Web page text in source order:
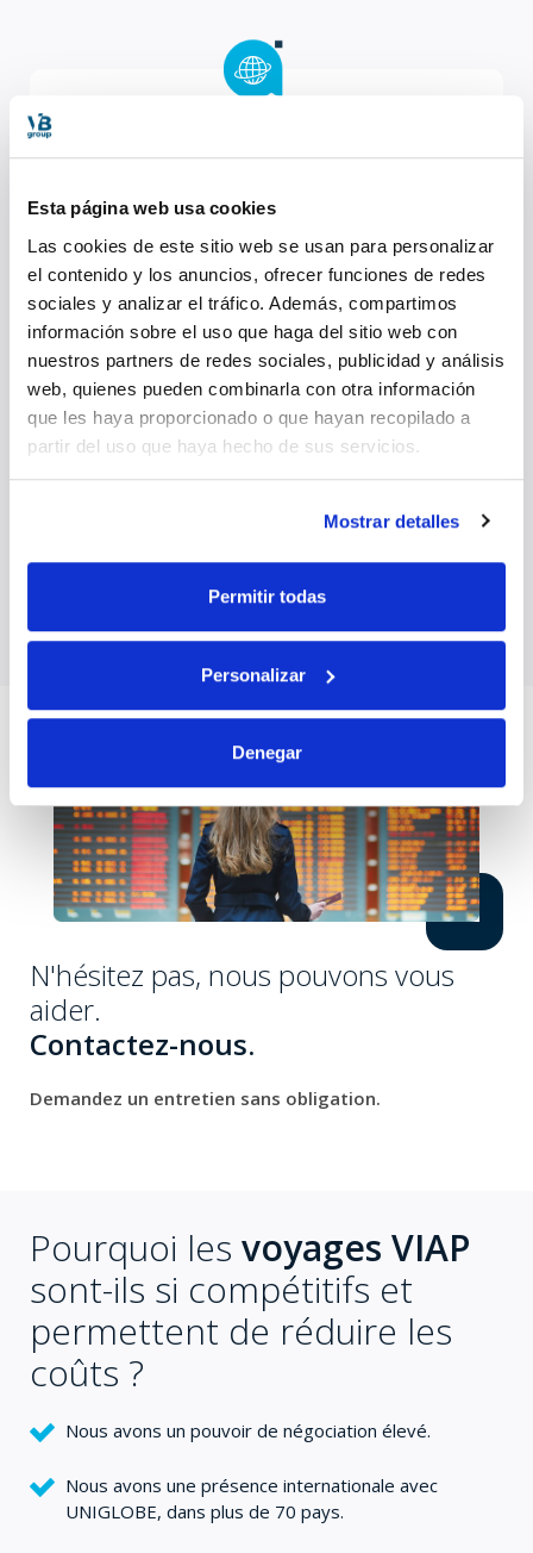
Esta página web usa cookies
Las cookies de este sitio web se usan para personalizar
el contenido y los anuncios, ofrecer funciones de redes
sociales y analizar el tráfico. Además, compartimos
información sobre el uso que haga del sitio web con
nuestros partners de redes sociales, publicidad y análisis
web, quienes pueden combinarla con otra información
que les haya proporcionado o que hayan recopilado a
partir del uso que haya hecho de sus servicios.
Mostrar detalles
Permitir todas
Personalizar
Denegar
généraux et autres éventualités. Nous
analysons et prenons en compte chaque
condition dans la planification de nos
voyages.
heures sur 24 et 7 jours sur 7, du début à la
fin de tout voyage. Notre disponibilité est la
meilleure garantie pour votre tranquillité
N'hésitez pas, nous pouvons vous
aider.
Contactez-nous.
Demandez un entretien sans obligation.
Pourquoi les voyages VIAP
sont-ils si compétitifs et
permettent de réduire les
coûts ?
Nous avons un pouvoir de négociation élevé.
Nous avons une présence internationale avec
UNIGLOBE, dans plus de 70 pays.